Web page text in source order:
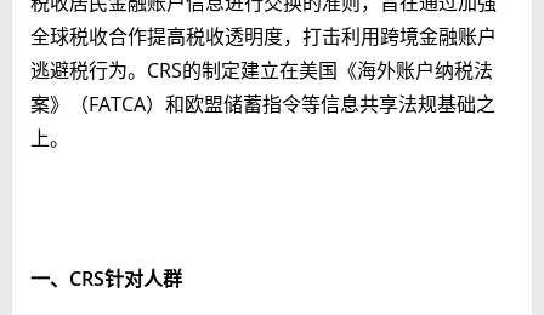
全球税收合作提高税收透明度，打击利用跨境金融账户
逃避税行为。CRS的制定建立在美国《海外账户纳税法
案》（FATCA）和欧盟储蓄指令等信息共享法规基础之
上。
一、CRS针对人群